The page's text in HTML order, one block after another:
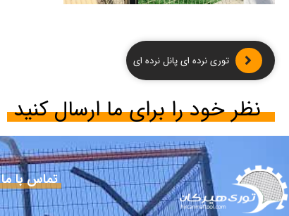
توری نرده ای پانل نرده ای
نظر خود را برای ما ارسال کنید
تماس با ما